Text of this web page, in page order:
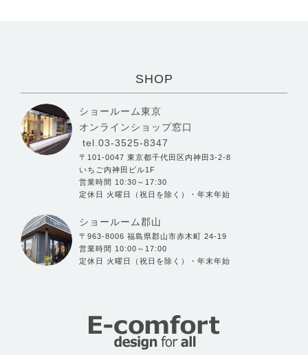
SHOP
ショールーム東京
オンラインショップ窓口
tel.03-3525-8347
〒101-0047 東京都千代田区内神田3-2-8
いちご内神田ビル1F
営業時間 10:30～17:30
定休日 火曜日（祝日を除く）・年末年始
ショールーム郡山
〒963-8006 福島県郡山市赤木町 24-19
営業時間 10:00～17:00
定休日 火曜日（祝日を除く）・年末年始